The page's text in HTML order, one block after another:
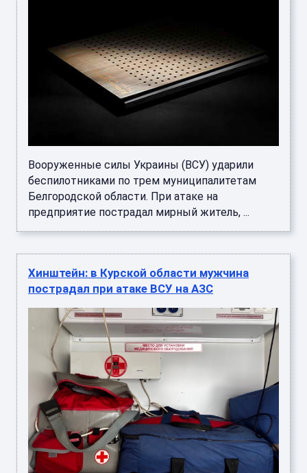
Вооруженные силы Украины (ВСУ) ударили
беспилотниками по трем муниципалитетам
Белгородской области. При атаке на
предприятие пострадал мирный житель, ...
Хинштейн: в Курской области мужчина
пострадал при атаке ВСУ на АЗС